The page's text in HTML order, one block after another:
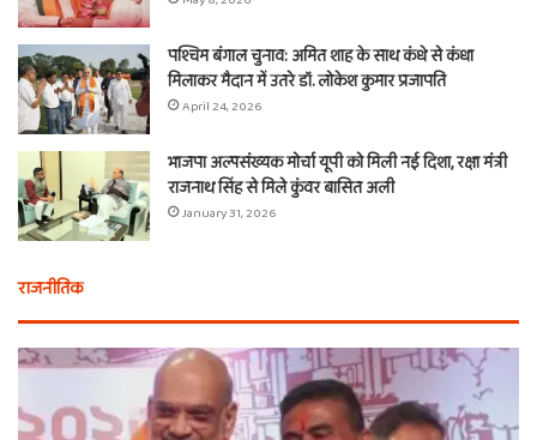
पश्चिम बंगाल चुनाव: अमित शाह के साथ कंधे से कंधा
मिलाकर मैदान में उतरे डॉ. लोकेश कुमार प्रजापति
April 24, 2026
भाजपा अल्पसंख्यक मोर्चा यूपी को मिली नई दिशा, रक्षा मंत्री
राजनाथ सिंह से मिले कुंवर बासित अली
January 31, 2026
राजनीतिक